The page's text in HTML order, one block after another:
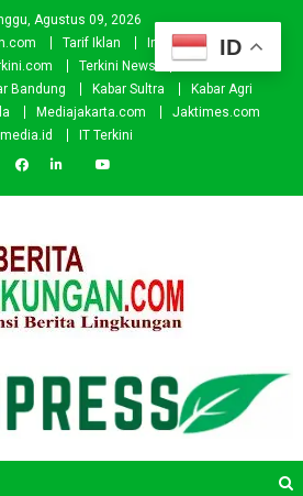
Agustus 09, 2026
Tarif Iklan Investor
Donasi
Terkini News
Kabar.id
Bandung Kabar Sultra
Kabar Agri
Mediajakarta.com
Jaktimes.com
IT Terkini
ID